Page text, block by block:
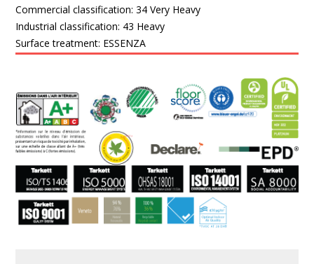
Commercial classification:34 Very Heavy
Industrial classification: 43 Heavy
Surface treatment: ESSENZA